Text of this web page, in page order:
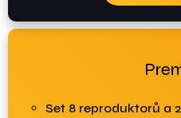
Set 8 reproduktorů a